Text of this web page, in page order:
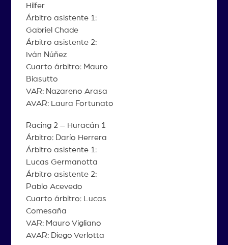
Hilfer
Árbitro asistente 1:
Gabriel Chade
Árbitro asistente 2:
Iván Núñez
Cuarto árbitro: Mauro
Biasutto
VAR: Nazareno Arasa
AVAR: Laura Fortunato
Racing 2 – Huracán 1
Árbitro: Darío Herrera
Árbitro asistente 1:
Lucas Germanotta
Árbitro asistente 2:
Pablo Acevedo
Cuarto árbitro: Lucas
Comesaña
VAR: Mauro Vigliano
AVAR: Diego Verlotta